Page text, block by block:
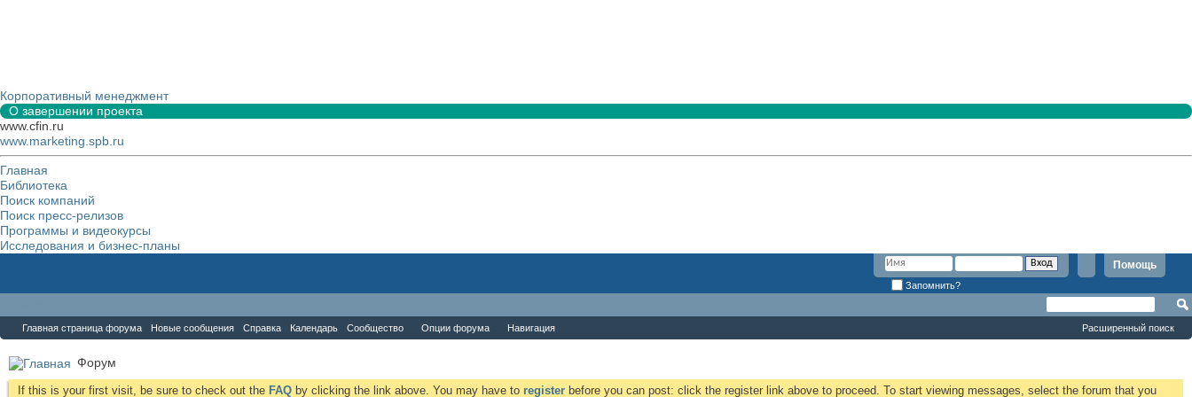
Корпоративный менеджмент
О завершении проекта
www.cfin.ru
www.marketing.spb.ru
Главная
Библиотека
Поиск компаний
Поиск пресс-релизов
Программы и видеокурсы
Исследования и бизнес-планы
Помощь
Запомнить?
Главная страница форума Новые сообщения Справка Календарь Сообщество Опции форума Навигация Расширенный поиск
Форум
If this is your first visit, be sure to check out the FAQ by clicking the link above. You may have to register before you can post: click the register link above to proceed. To start viewing messages, select the forum that you